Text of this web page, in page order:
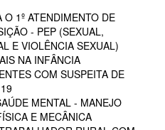
1º ATENDIMENTO DE
- PEP (SEXUAL,
E VIOLÊNCIA SEXUAL)
NA INFÂNCIA
COM SUSPEITA DE
MENTAL - MANEJO
E MECÂNICA